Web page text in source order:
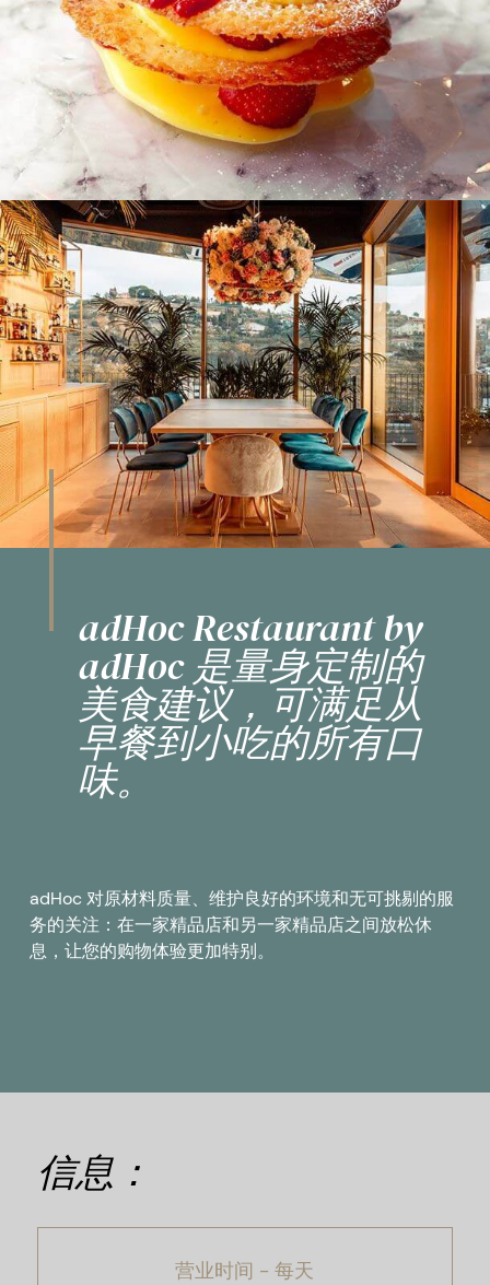
adHoc Restaurant by
adHoc 是量身定制的
美食建议，可满足从
早餐到小吃的所有口
味。
adHoc 对原材料质量、维护良好的环境和无可挑剔的服
务的关注：在一家精品店和另一家精品店之间放松休
息，让您的购物体验更加特别。
信息：
营业时间 - 每天